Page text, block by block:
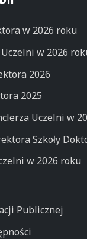
w 2026 roku
w 2026
2026
2025
Uczelni w
Szkoły
w 2026 roku
Publicznej